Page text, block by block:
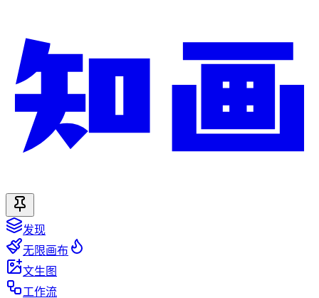
发现
无限画布
文生图
工作流